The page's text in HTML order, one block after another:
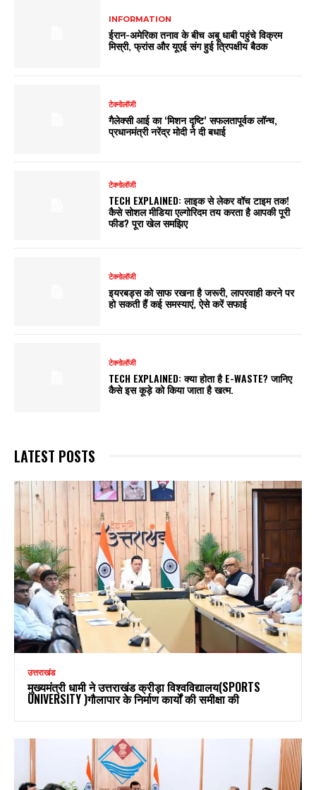
INFORMATION
ईरान-अमेरिका तनाव के बीच अबू धाबी पहुंचे विक्रम
मिस्री, फ्रांस और यूएई संग हुई त्रिपक्षीय बैठक
टेक्नोलॉजी
गैलेक्सी आई का ‘मिशन दृष्टि’ सफलतापूर्वक लॉन्च,
प्रधानमंत्री नरेंद्र मोदी ने दी बधाई
टेक्नोलॉजी
TECH EXPLAINED: लाइक से लेकर वॉच टाइम तक!
कैसे सोशल मीडिया एल्गोरिदम तय करता है आपकी पूरी
फीड? पूरा खेल समझिए
टेक्नोलॉजी
इयरबड्स को साफ रखना है जरूरी, लापरवाही करने पर
हो सकती हैं कई समस्याएं, ऐसे करें सफाई
टेक्नोलॉजी
TECH EXPLAINED: क्या होता है E-WASTE? जानिए
कैसे इस कूड़े को किया जाता है खत्म.
LATEST POSTS
उत्तराखंड
मुख्यमंत्री धामी ने उत्तराखंड क्रीड़ा विश्वविद्यालय(SPORTS
UNIVERSITY )गौलापार के निर्माण कार्यों की समीक्षा की